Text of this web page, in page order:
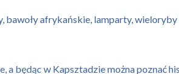
bawoły afrykańskie, lamparty,
będąc w Kapsztadzie można poznać